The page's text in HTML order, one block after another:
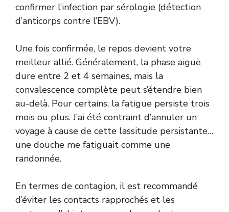
confirmer l’infection par sérologie (détection
d’anticorps contre l’EBV).
Une fois confirmée, le repos devient votre
meilleur allié. Généralement, la phase aiguë
dure entre 2 et 4 semaines, mais la
convalescence complète peut s’étendre bien
au-delà. Pour certains, la fatigue persiste trois
mois ou plus. J’ai été contraint d’annuler un
voyage à cause de cette lassitude persistante…
une douche me fatiguait comme une
randonnée.
En termes de contagion, il est recommandé
d’éviter les contacts rapprochés et les